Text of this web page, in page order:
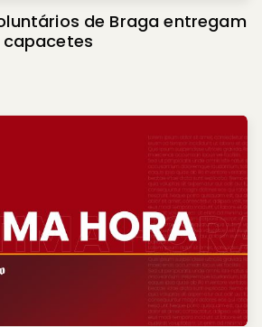
de Braga entregam
capacetes